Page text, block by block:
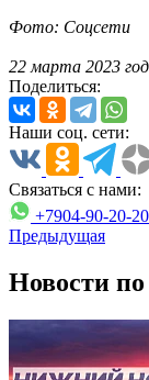
Фото: Соцсети
22 марта 2023
Поделиться:
Наши соц. сети:
Связаться с нами:
+7904-90-20-
Предыдущая
Новости по